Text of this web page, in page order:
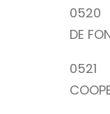
0520
DE
0521